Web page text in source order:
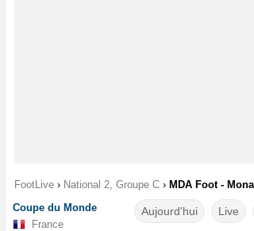
FootLive › National 2, Groupe C › MDA Foot -
Coupe du Monde
France
Aujourd'hui Live